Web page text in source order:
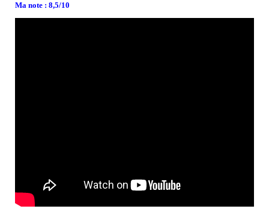
Ma note : 8,5/10